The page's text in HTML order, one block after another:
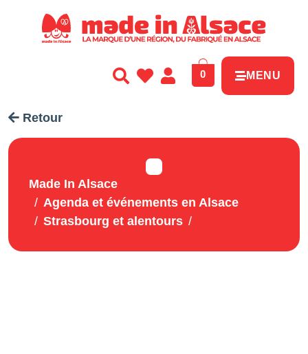
0 MENU
Retour
Made In Alsace
Agenda et événements en Alsace
Strasbourg et alentours